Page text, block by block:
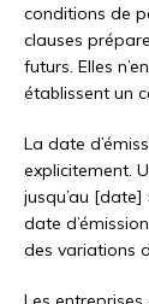
conditions de
clauses
futurs. Elles
établissent un
La date
explicitement.
jusqu’au
date
des variations